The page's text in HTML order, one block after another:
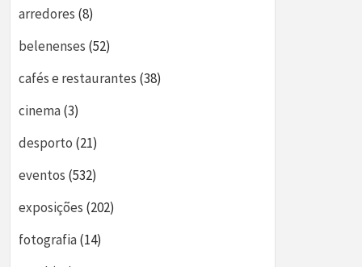
arredores (8)
belenenses (52)
cafés e restaurantes (38)
cinema(3)
desporto (21)
eventos (532)
exposições (202)
fotografia(14)